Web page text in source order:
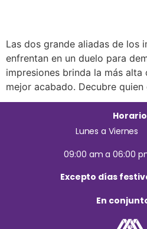
Las dos grande aliadas de los
enfrentan en un duelo para
impresiones brinda la más
mejor acabado. Decubre quien
Lunes a Viernes
09:00 am a 06:00
Excepto días
En